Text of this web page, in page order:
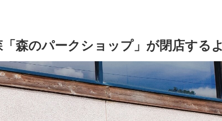
「森のパークショップ」が閉店するよ